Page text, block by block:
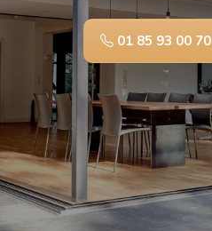
01 85 93 00 70